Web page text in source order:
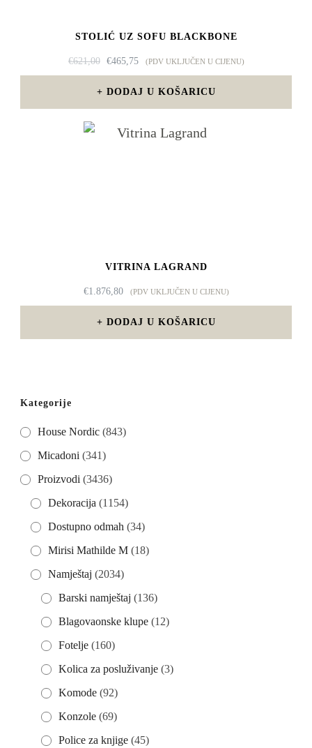
STOLIĆ UZ SOFU BLACKBONE
€621,00
IZVORNA
CIJENA
BILA
€465,75TRENUTNA
CIJENA
JE:
(PDV UKLJUČEN U CIJENU)
DODAJ U KOŠARICU
VITRINA LAGRAND
€1.876,80 (PDV UKLJUČEN U CIJENU)
DODAJ U KOŠARICU
Kategorije
House Nordic (843)
Micadoni (341)
Proizvodi (3436)
Dekoracija (1154)
Dostupno odmah (34)
Mirisi Mathilde M (18)
Namještaj (2034)
Barski namještaj (136)
Blagovaonske klupe (12)
Fotelje (160)
Kolica za posluživanje (3)
Komode (92)
Konzole (69)
Police za knjige (45)